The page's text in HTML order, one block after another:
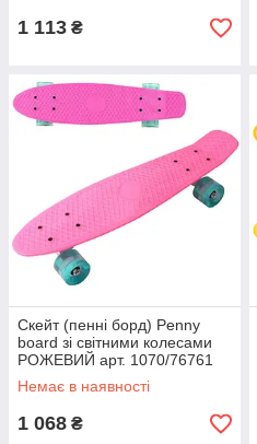
1 113 ₴
Скейт (пенні борд) Penny
board зі світними колесами
РОЖЕВИЙ арт. 1070/76761
Немає в наявності
1 068 ₴